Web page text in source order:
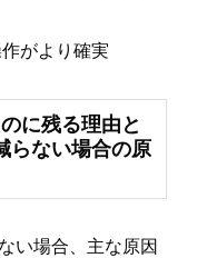
がより確実
に残る理由と
らない場合の原
い場合、主な原因